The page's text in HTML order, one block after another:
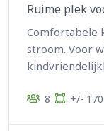
Ruime plek
Comfortabele
stroom. Voor
8 +/-